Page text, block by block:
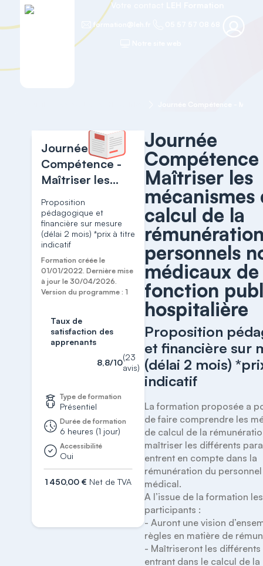
Votre contact
formation@leh.fr
Journée
Compétence -
Maîtriser les
mécanismes de
calcul de la
rémunération
des personnels
non médicaux
de la fonction
publique
Proposition
pédagogique et
financière sur mesure
(délai 2 mois) *prix à titre
indicatif
Formation créée le
01/01/2022. Dernière mise
à jour le 30/04/2026.
Version du programme : 1
Taux de
satisfaction des
apprenants
8,8/10
(23
avis)
Type de formation
Présentiel
Durée de formation
6 heures (1 jour)
Accessibilité
Oui
1 450,00 € Net de TVA
Journée
Maîtriser les
mécanismes
calcul de la
personnels
médicaux
fonction
hospitalière
Proposition
et financière sur
(délai 2 mois)
indicatif
La formation proposée a
de faire comprendre les
de calcul de la
maîtriser les différents
entrent en compte dans la
rémunération du
médical.
A l’issue de la formation les
participants :
- Auront une vision
règles en matière de
- Maîtriseront les
entrant dans le calcul de la